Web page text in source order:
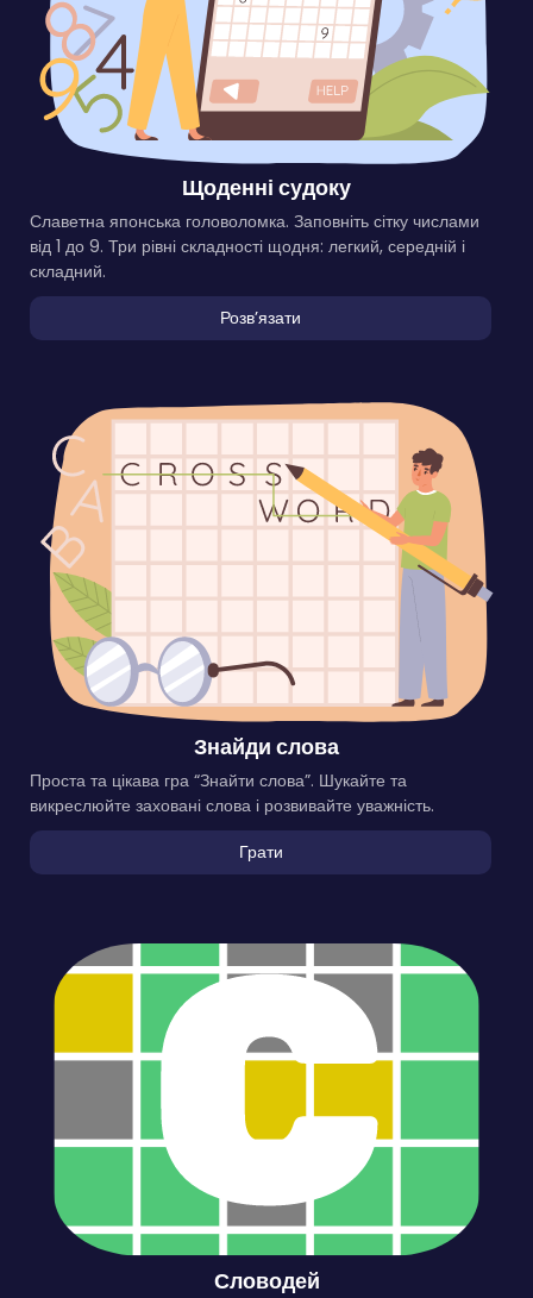
Щоденні судоку
Славетна японська головоломка. Заповніть сітку числами
від 1 до 9. Три рівні складності щодня: легкий, середній і
складний.
Розвʼязати
Знайди слова
Проста та цікава гра “Знайти слова”. Шукайте та
викреслюйте заховані слова і розвивайте уважність.
Грати
Словодей